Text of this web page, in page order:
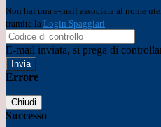
Non hai una e-mail associata al nome
tramite la Login Spaggiari
E-mail inviata, si prega di
Errore
Chiudi
Successo